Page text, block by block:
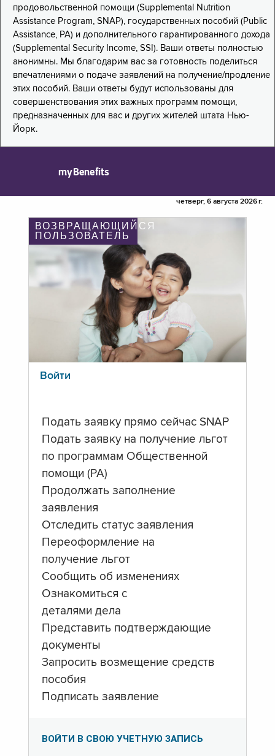
продовольственной помощи (Supplemental Nutrition
Assistance Program, SNAP), государственных пособий (Public
Assistance, PA) и дополнительного гарантированного дохода
(Supplemental Security Income, SSI). Ваши ответы полностью
анонимны. Мы благодарим вас за готовность поделиться
впечатлениями о подаче заявлений на получение/продление
этих пособий. Ваши ответы будут использованы для
совершенствования этих важных программ помощи,
предназначенных для вас и других жителей штата Нью-
Йорк.
myBenefits
четверг, 6 августа 2026 г.
ВОЗВРАЩАЮЩИЙСЯ
ПОЛЬЗОВАТЕЛЬ
Войти
Подать заявку прямо сейчас SNAP
Подать заявку на получение льгот
по программам Общественной
помощи (PA)
Продолжать заполнение
заявления
Отследить статус заявления
Переоформление на
получение льгот
Сообщить об изменениях
Ознакомиться с
деталями дела
Представить подтверждающие
документы
Запросить возмещение средств
пособия
Подписать заявление
ВОЙТИ В СВОЮ УЧЕТНУЮ ЗАПИСЬ